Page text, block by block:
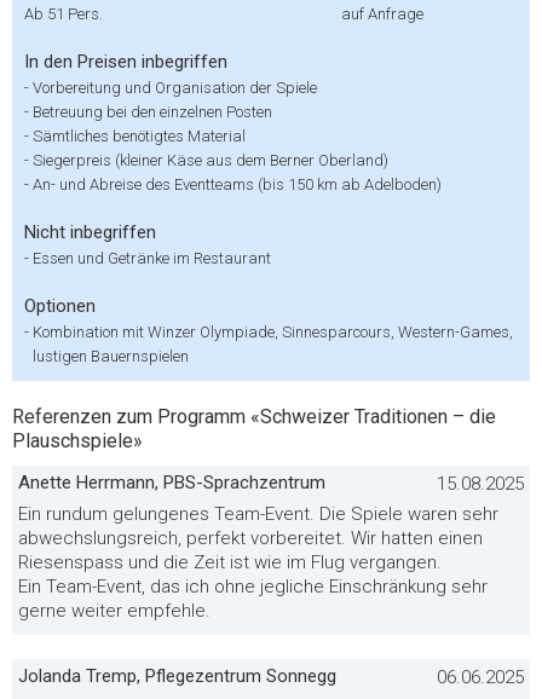
Ab 51 Pers.
auf Anfrage
In den Preisen inbegriffen
- Vorbereitung und Organisation der Spiele
- Betreuung bei den einzelnen Posten
- Sämtliches benötigtes Material
- Siegerpreis (kleiner Käse aus dem Berner Oberland)
- An- und Abreise des Eventteams (bis 150 km ab Adelboden)
Nicht inbegriffen
- Essen und Getränke im Restaurant
Optionen
- Kombination mit Winzer Olympiade, Sinnesparcours, Western-Games,
lustigen Bauernspielen
Referenzen zum Programm «Schweizer Traditionen – die
Plauschspiele»
Anette Herrmann, PBS-Sprachzentrum
15.08.2025
Ein rundum gelungenes Team-Event. Die Spiele waren sehr
abwechslungsreich, perfekt vorbereitet. Wir hatten einen
Riesenspass und die Zeit ist wie im Flug vergangen.
Ein Team-Event, das ich ohne jegliche Einschränkung sehr
gerne weiter empfehle.
Jolanda Tremp, Pflegezentrum Sonnegg
06.06.2025